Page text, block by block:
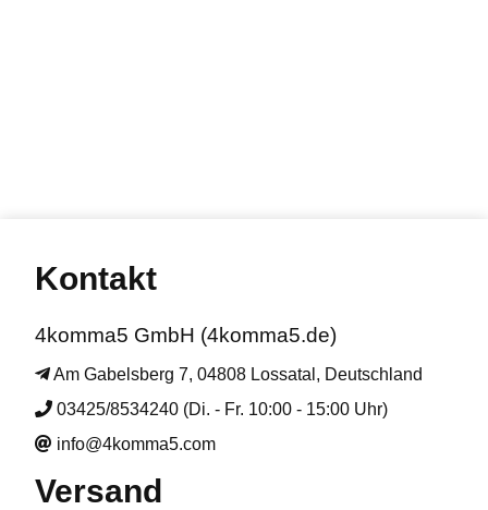
Kontakt
4komma5 GmbH (4komma5.de)
Am Gabelsberg 7, 04808 Lossatal, Deutschland
03425/8534240 (Di. - Fr. 10:00 - 15:00 Uhr)
info@4komma5.com
Versand